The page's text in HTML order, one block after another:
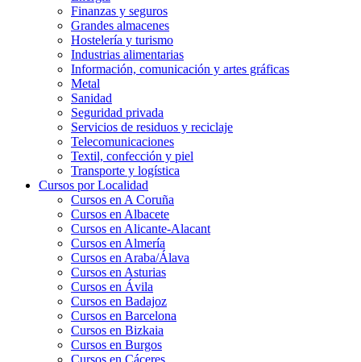
Finanzas y seguros
Grandes almacenes
Hostelería y turismo
Industrias alimentarias
Información, comunicación y artes gráficas
Metal
Sanidad
Seguridad privada
Servicios de residuos y reciclaje
Telecomunicaciones
Textil, confección y piel
Transporte y logística
Cursos por Localidad
Cursos en A Coruña
Cursos en Albacete
Cursos en Alicante-Alacant
Cursos en Almería
Cursos en Araba/Álava
Cursos en Asturias
Cursos en Ávila
Cursos en Badajoz
Cursos en Barcelona
Cursos en Bizkaia
Cursos en Burgos
Cursos en Cáceres